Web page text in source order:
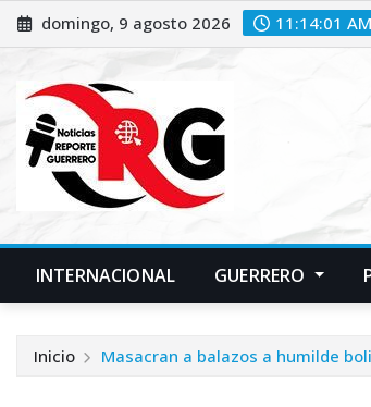
Saltar
al
domingo, 9 agosto 2026 11:14:02 AM
INTERNACIONAL GUERRERO
Inicio Masacran a balazos a humilde